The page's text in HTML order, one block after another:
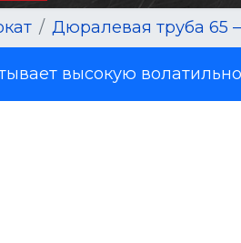
Дюралевая труба 65
высокую